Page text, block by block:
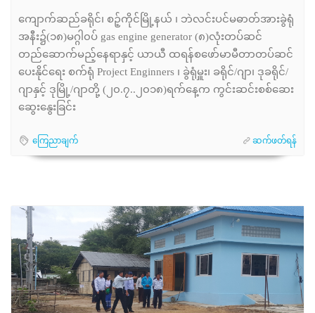
ကျောက်ဆည်ခရိုင်၊ စဉ့်ကိုင်မြို့နယ် ၊ ဘဲလင်းပင်မဓာတ်အားခွဲရုံ
အနီး၌(၁၈)မဂ္ဂါ၀ပ် gas engine generator (၈)လုံးတပ်ဆင်
တည်ဆောက်မည့်နေရာနှင့် ယာယီ ထရန်စဖော်မာမီတာတပ်ဆင်
ပေးနိုင်ရေး စက်ရုံ Project Enginners ၊ ခွဲရုံမှူး၊ ခရိုင်/ဂျာ၊ ဒုခရိုင်/
ဂျာနှင့် ဒုမြို့/ဂျာတို့ (၂၀.၇..၂၀၁၈)ရက်နေ့က ကွင်းဆင်းစစ်ဆေး
ဆွေးနွေးခြင်း
ကြေညာချက် ဆက်ဖတ်ရန်